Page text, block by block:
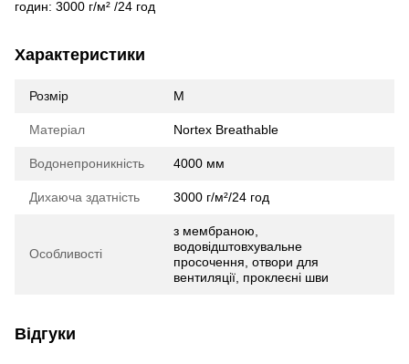
годин: 3000 г/м² /24 год
Характеристики
Розмір M
Матеріал Nortex Breathable
Водонепроникність 4000 мм
Дихаюча здатність 3000 г/м²/24 год
Особливості
з мембраною,
водовідштовхувальне
просочення, отвори для
вентиляції, проклеєні шви
Відгуки